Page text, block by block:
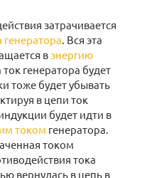
затрачивается
. Вся эта
вэнергию
ток генератора будет
тоже будет убывать
в цепи ток
будет идти в
током генератора.
током
тока
вернулась в цепь в